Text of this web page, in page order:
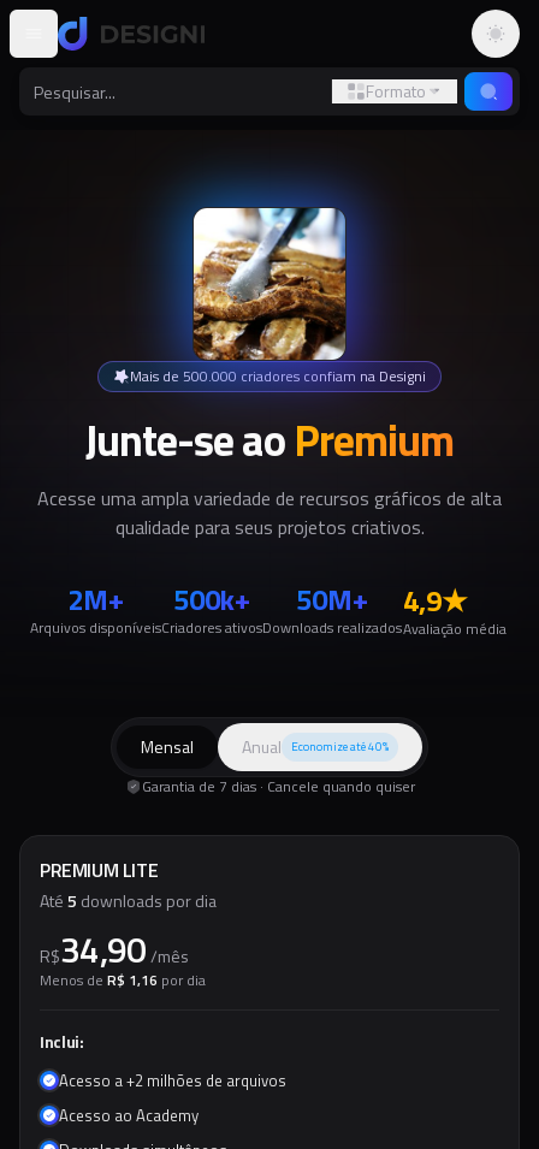
Formato
Mais de 500.000 criadores confiam na Designi
Junte-se aoPremium
Acesse uma ampla variedade de recursos gráficos de alta
qualidade para seus projetos criativos.
2M+
Arquivos disponíveis
500k+
Criadores ativos
50M+
Downloads realizados
4,9★
Avaliação média
Mensal Anual Economize até 40%
Garantia de 7 dias · Cancele quando quiser
PREMIUM LITE
Até5 downloads por dia
R$34,90 /mês
Menos de R$ 1,16 por dia
Inclui:
Acesso a +2 milhões de arquivos
Acesso ao Academy